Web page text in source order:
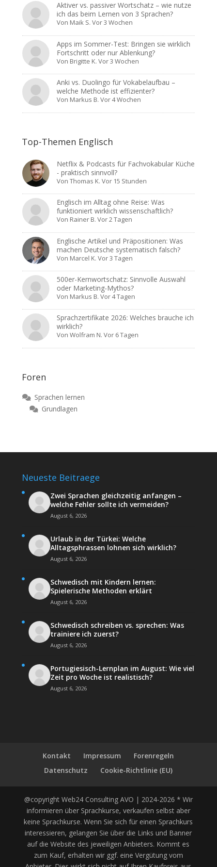
Aktiver vs. passiver Wortschatz – wie nutze
ich das beim Lernen von 3 Sprachen?
Von Maik S. Vor 3 Wochen
Apps im Sommer-Test: Bringen sie wirklich
Fortschritt oder nur Ablenkung?
Von Brigitte K. Vor 3 Wochen
Anki vs. Duolingo für Vokabelaufbau –
welche Methode ist effizienter?
Von Markus B. Vor 4 Wochen
Top-Themen Englisch
Netflix & Podcasts für Fachvokabular Küche
- praktisch sinnvoll?
VonThomas K. Vor 15 Stunden
Englisch im Alltag ohne Reise: Was
funktioniert wirklich wissenschaftlich?
Von Rainer B. Vor 2 Tagen
Englische Artikel und Präpositionen: Was
machen Deutsche systematisch falsch?
Von Marcel K. Vor 3 Tagen
500er-Kernwortschatz: Sinnvolle Auswahl
oder Marketing-Mythos?
Von Markus B. Vor 4 Tagen
Sprachzertifikate 2026: Welches brauche ich
wirklich?
VonWolfram N. Vor 6 Tagen
Foren
Sprachen lernen
Grundlagen
Neueste Beitraege
Zwei Sprachen gleichzeitig anfangen –
welche Fehler sollte ich vermeiden?
August 6, 2026
Urlaub in der Türkei: Welche
Alltagsphrassen lohnen sich wirklich?
August 6, 2026
Schwedisch mit Kindern lernen:
Spielerische Methoden erklärt
August 6, 2026
Schwedisch schreiben vs. sprechen: Was
trainiere ich zuerst?
August 6, 2026
Portugiesisch-Lernplan im August: Wie viel
Zeit pro Woche ist realistisch?
August 6, 2026
Kontakt Impressum
Forenregeln
Datenschutz
Cookie-Richtlinie (EU)
@copyright Web24 Consulting AVO | 2024-2026 * Wir
informieren über Sprachkurse, verkaufen selbst aber
keine Sprachkurse. Wenn Sie sich für einen Sprachkurs
interessieren, gelangen Sie über die Links und Banner
auf die Website des jeweiligen Anbieters. Kommt es
zum Kauf, erhalten wir ggf. eine Vergütung vom